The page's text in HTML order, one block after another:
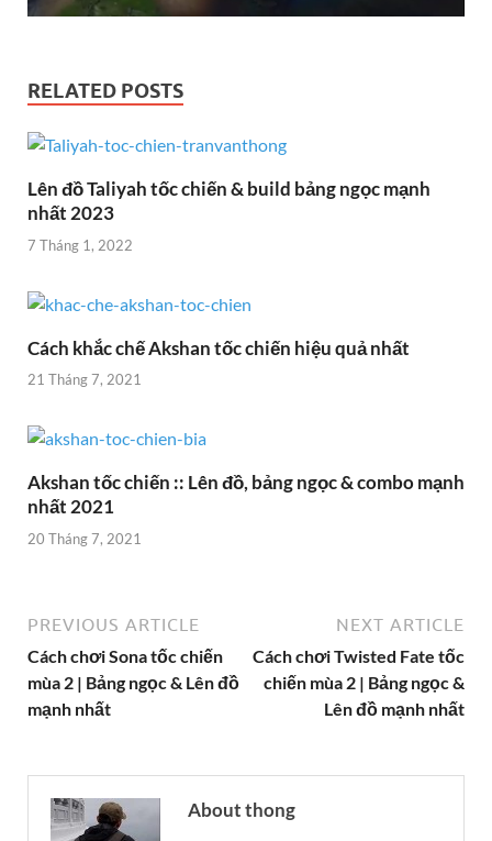
RELATED POSTS
Lên đồ Taliyah tốc chiến & build bảng ngọc mạnh
nhất 2023
7 Tháng 1, 2022
Cách khắc chế Akshan tốc chiến hiệu quả nhất
21 Tháng 7, 2021
Akshan tốc chiến :: Lên đồ, bảng ngọc & combo mạnh
nhất 2021
20 Tháng 7, 2021
PREVIOUS ARTICLE
Cách chơi Sona tốc chiến
mùa 2 | Bảng ngọc & Lên đồ
mạnh nhất
NEXT ARTICLE
Cách chơi Twisted Fate tốc
chiến mùa 2 | Bảng ngọc &
Lên đồ mạnh nhất
About thong